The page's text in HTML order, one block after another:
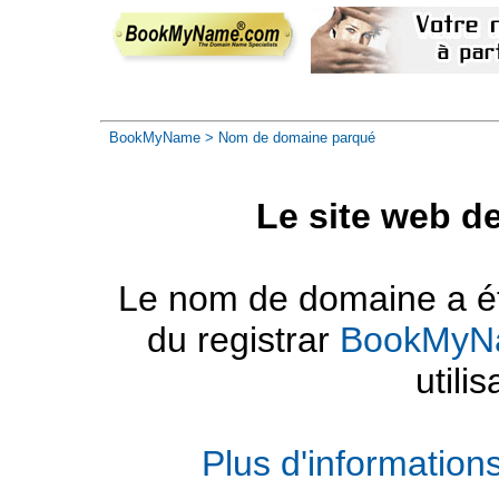
BookMyName > Nom de domaine parqué
Le site web
Le nom de domaine a
du registrar
Plus